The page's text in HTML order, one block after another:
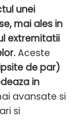
unei
mai ales in
extremitatii
Aceste
de par)
in
avansate si
si